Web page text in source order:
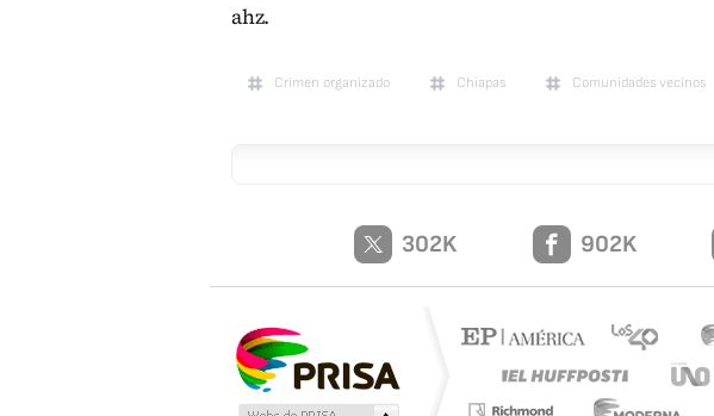
ahz.
Crimen organizado Chiapas Comunidades vecinos
302K 902K